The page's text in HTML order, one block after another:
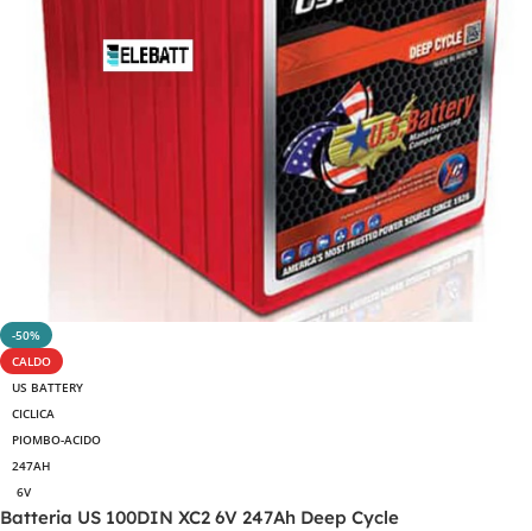
-50%
CALDO
US BATTERY
CICLICA
PIOMBO-ACIDO
247AH
6V
Batteria US 100DIN XC2 6V 247Ah Deep Cycle